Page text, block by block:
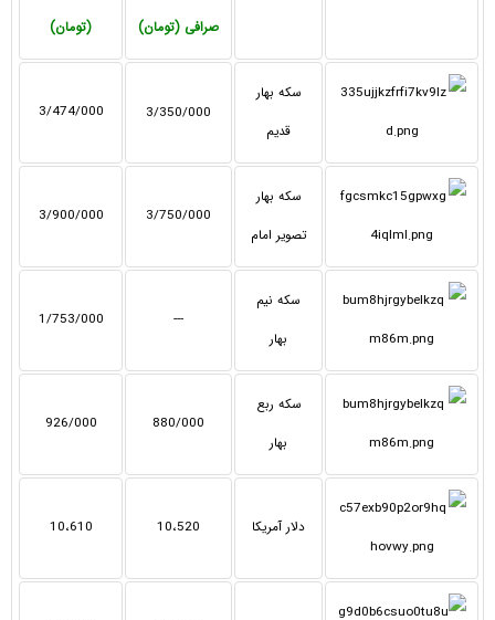
صرافی (تومان)
(تومان)
سکه بهار
قدیم
3/350/000
3/474/000
سکه بهار
تصویر امام
3/750/000
3/900/000
سکه نیم
بهار
---
1/753/000
سکه ربع
بهار
880/000
926/000
دلار آمریکا 10،520 10،610